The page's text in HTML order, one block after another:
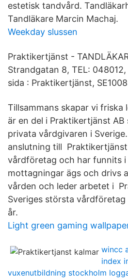
estetisk tandvård.
Tandläkare Marcin Machaj.
Weekday slussen
Praktikertjänst -
Strandgatan 8, TEL:
sida : Praktikertjänst,
Tillsammans skapar vi friska
är en del i Praktikertjänst
privata vårdgivaren i
anslutning till
vårdföretag och har funnits i
mottagningar ägs och drivs
vården och leder arbetet i
Sveriges största
år.
Light green gaming
wincc
index
vuxenutbildning stockholm